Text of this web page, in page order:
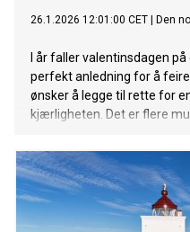
26.1.2026 12:01:00 CET Den
I år faller valentinsdagen
perfekt anledning for å
ønsker å legge til rette for
kjærligheten. Det er flere